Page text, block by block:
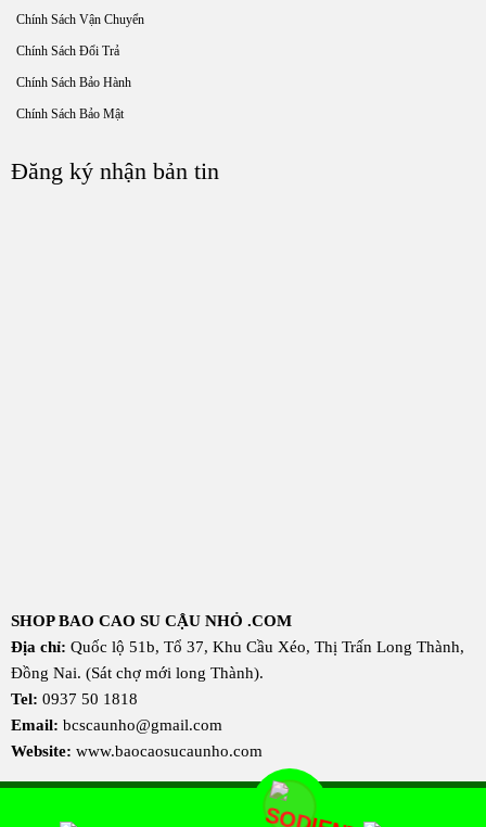
SHOP BAO CAO SU CẬU NHỎ .COM
Địa chỉ: Quốc lộ 51b, Tổ 37, Khu Cầu Xéo, Thị Trấn Long Thành,
Đồng Nai. (Sát chợ mới long Thành).
Tel: 0937 50 1818
Email: bcscaunho@gmail.com
Website: www.baocaosucaunho.com
Chính Sách Vận Chuyển
Chính Sách Đổi Trả
Chính Sách Bảo Hành
Chính Sách Bảo Mật
Đăng ký nhận bản tin
Copyright © 2022. All Right Reserved